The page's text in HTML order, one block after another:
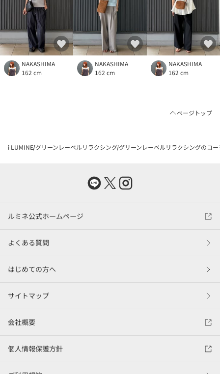
NAKASHIMA
162 cm
NAKASHIMA
162 cm
NAKASHIMA
162 cm
ページトップ
i LUMINE グリーンレーベルリラクシング グリーンレーベルリラクシングのコ
ルミネ公式ホームページ
よくある質問
はじめての方へ
サイトマップ
会社概要
個人情報保護方針